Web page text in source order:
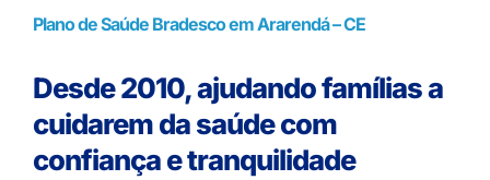
Plano de Saúde Bradesco em Ararendá – CE
Desde 2010, ajudando famílias a
cuidarem da saúde com
confiança e tranquilidade